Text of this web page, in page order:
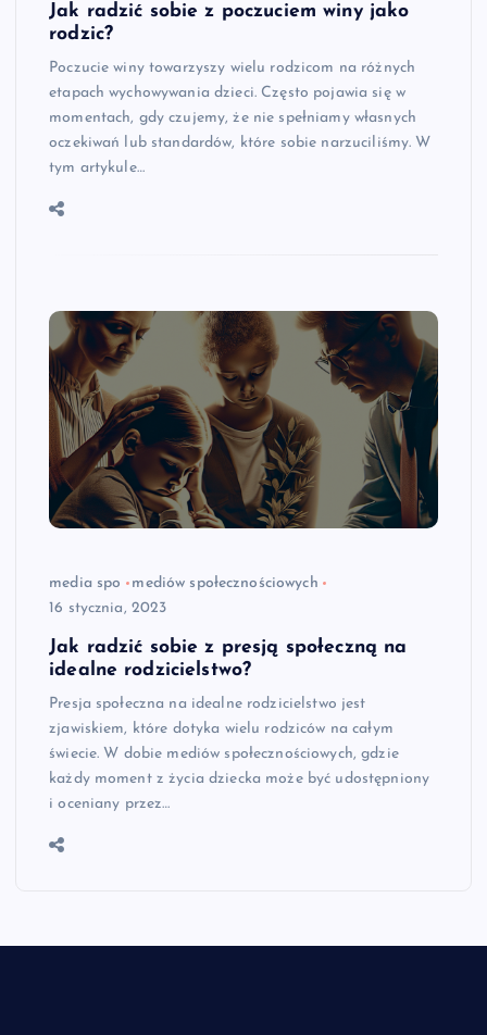
Jak radzić sobie z poczuciem winy jako
rodzic?
Poczucie winy towarzyszy wielu rodzicom na różnych
etapach wychowywania dzieci. Często pojawia się w
momentach, gdy czujemy, że nie spełniamy własnych
oczekiwań lub standardów, które sobie narzuciliśmy. W
tym artykule…
media spo
mediów społecznościowych
16 stycznia, 2023
Jak radzić sobie z presją społeczną na
idealne rodzicielstwo?
Presja społeczna na idealne rodzicielstwo jest
zjawiskiem, które dotyka wielu rodziców na całym
świecie. W dobie mediów społecznościowych, gdzie
każdy moment z życia dziecka może być udostępniony
i oceniany przez…